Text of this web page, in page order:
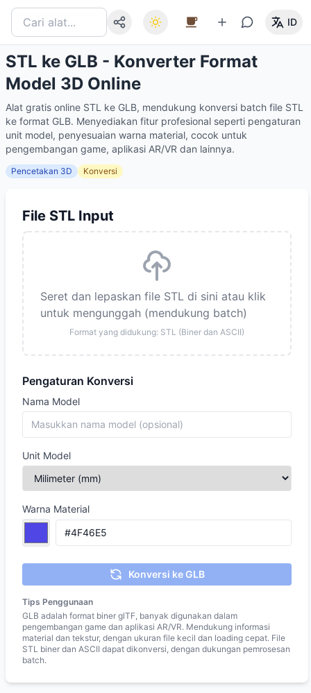
ID
STL ke GLB - Konverter Format
Model 3D Online
Alat gratis online STL ke GLB, mendukung konversi batch file STL
ke format GLB. Menyediakan fitur profesional seperti pengaturan
unit model, penyesuaian warna material, cocok untuk
pengembangan game, aplikasi AR/VR dan lainnya.
Pencetakan 3D Konversi
File STL Input
Seret dan lepaskan file STL di sini atau klik
untuk mengunggah (mendukung batch)
Format yang didukung: STL (Biner dan ASCII)
Pengaturan Konversi
Nama Model
Unit Model
Warna Material
Konversi ke GLB
Tips Penggunaan
GLB adalah format biner glTF, banyak digunakan dalam
pengembangan game dan aplikasi AR/VR. Mendukung informasi
material dan tekstur, dengan ukuran file kecil dan loading cepat. File
STL biner dan ASCII dapat dikonversi, dengan dukungan pemrosesan
batch.